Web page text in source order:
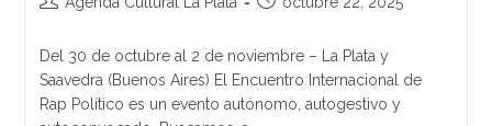
Del 30 de octubre al 2 de noviembre – La Plata y
Saavedra (Buenos Aires) El Encuentro Internacional de
Rap Político es un evento autónomo, autogestivo y